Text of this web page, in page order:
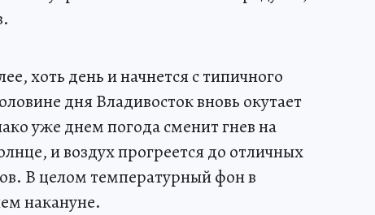
хоть день и начнется с типичного
дня Владивосток вновь окутает
уже днем погода сменит гнев на
и воздух прогреется до отличных
В целом температурный фон в
накануне.